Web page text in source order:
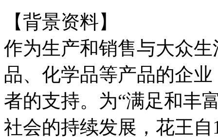
【背景资料】
作为生产和销售与大众
品、化学品等产品的企
者的支持。为“满足和丰
社会的持续发展，花王